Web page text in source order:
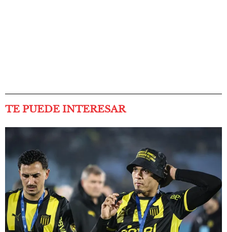
TE PUEDE INTERESAR